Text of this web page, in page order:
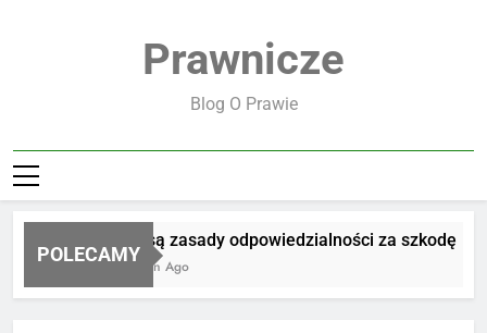
Prawnicze
Blog O Prawie
POLECAMY
Jakie są zasady odpowiedzialności za szkodę
16 Godzin Ago